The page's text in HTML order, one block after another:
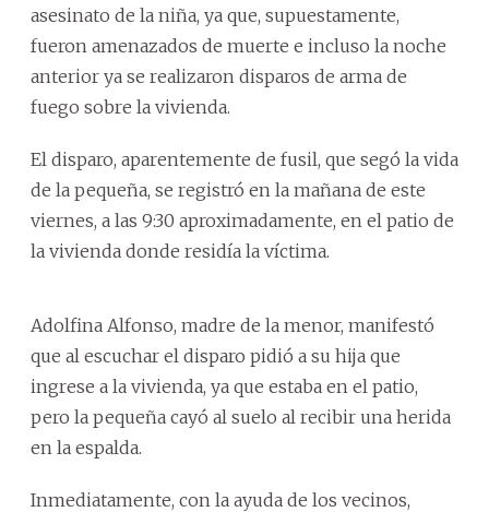
asesinato de la niña, ya que, supuestamente,
fueron amenazados de muerte e incluso la noche
anterior ya se realizaron disparos de arma de
fuego sobre la vivienda.
El disparo, aparentemente de fusil, que segó la vida
de la pequeña, se registró en la mañana de este
viernes, a las 9:30 aproximadamente, en el patio de
la vivienda donde residía la víctima.
Adolfina Alfonso, madre de la menor, manifestó
que al escuchar el disparo pidió a su hija que
ingrese a la vivienda, ya que estaba en el patio,
pero la pequeña cayó al suelo al recibir una herida
en la espalda.
Inmediatamente, con la ayuda de los vecinos,